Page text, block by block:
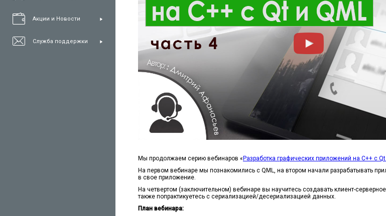
Акции и Новости
Служба поддержки
Мы продолжаем серию вебинаров «Разработка графических приложений на C++ с Qt
На первом вебинаре мы познакомились с QML, на втором начали разрабатывать
в свое приложение.
На четвертом (заключительном) вебинаре вы научитесь создавать клиент-
также попрактикуетесь с сериализацией/десериализацией данных.
План вебинара: